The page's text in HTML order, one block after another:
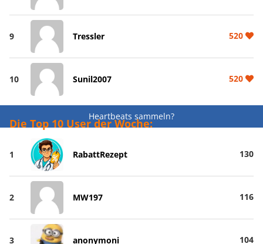
9 Tressler 520
10 Sunil2007 520
Heartbeats sammeln?
Die Top 10 User der Woche:
1 RabattRezept 130
2 MW197 116
3 anonymoni 104